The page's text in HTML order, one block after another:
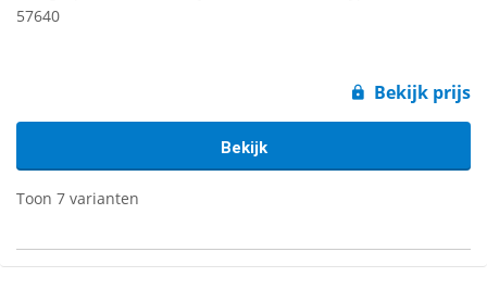
57640
Bekijk prijs
Bekijk
Toon 7 varianten